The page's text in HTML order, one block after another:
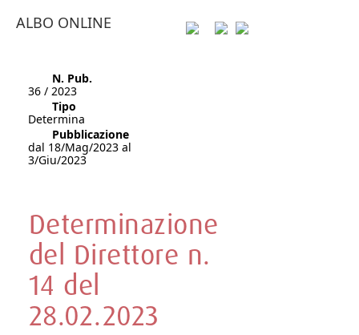
ALBO ONLINE
N. Pub.
36 / 2023
Tipo
Determina
Pubblicazione
dal 18/Mag/2023 al
3/Giu/2023
Determinazione
del Direttore n.
14 del
28.02.2023